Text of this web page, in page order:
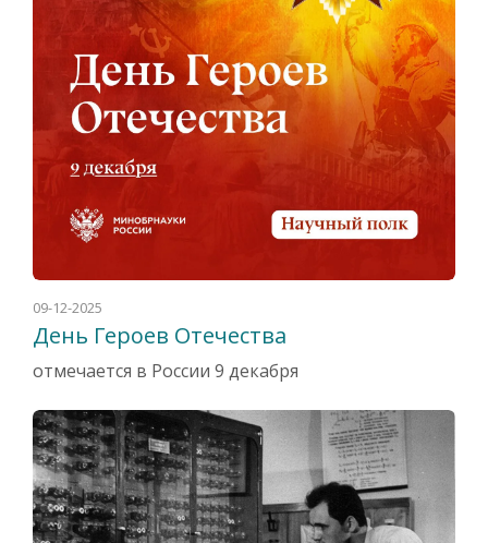
09-12-2025
День Героев Отечества
отмечается в России 9 декабря